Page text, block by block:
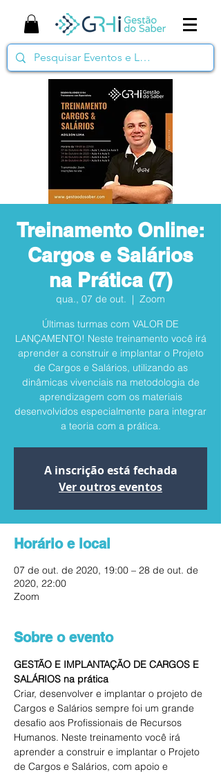
Treinamento Online:
Cargos e Salários
na Prática (7)
qua., 07 de out.
  |
Zoom
Últimas turmas com VALOR DE
LANÇAMENTO! Neste treinamento você irá
aprender a construir e implantar o Projeto
de Cargos e Salários, utilizando as
dinâmicas vivenciais na metodologia de
aprendizagem com os materiais
desenvolvidos especialmente para integrar
a teoria com a prática.
A inscrição está fechada
Ver outros eventos
Horário e local
07 de out. de 2020, 19:00 – 28 de out. de
2020, 22:00
Zoom
Sobre o evento
GESTÃO E IMPLANTAÇÃO DE CARGOS E
SALÁRIOS na prática
Criar, desenvolver e implantar o projeto de
Cargos e Salários sempre foi um grande
desafio aos Profissionais de Recursos
Humanos. Neste treinamento você irá
aprender a construir e implantar o Projeto
de Cargos e Salários, com apoio e